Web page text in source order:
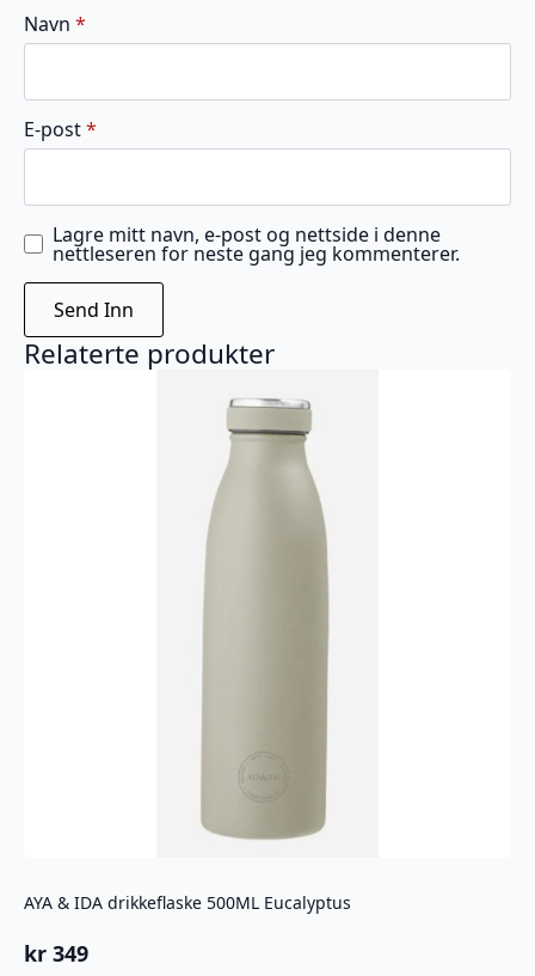
Navn *
E-post*
Lagre mitt navn, e-post og nettside i denne
nettleseren for neste gang jeg kommenterer.
Relaterte produkter
AYA & IDA drikkeflaske 500ML Eucalyptus
kr 349